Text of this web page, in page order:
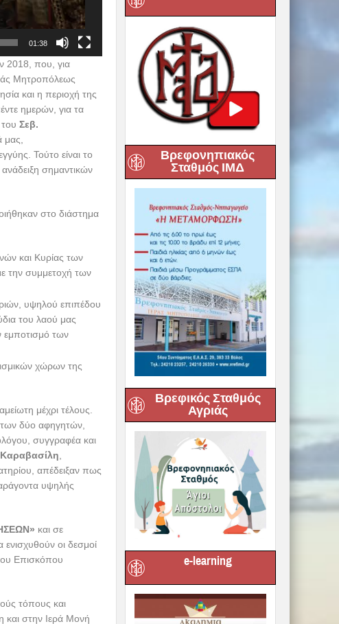
01:38
2018, που, για
Μητροπόλεως
και η περιοχή της
ημερών, για τα
του Σεβ.
μας,
Τούτο είναι το
σημαντικών
την συμμετοχή των
υψηλού επιπέδου
του λαού μας
εμποτισμό των
χώρων της
των δύο αφηγητών,
συγγραφέα και
,
απέδειξαν πως
υψηλής
οι δεσμοί
Επισκόπου
στην Ιερά Μονή
κτιριακής
Βρεφονηπιακός
Σταθμός ΙΜΔ
Βρεφικός Σταθμός
Αγριάς
e-learning